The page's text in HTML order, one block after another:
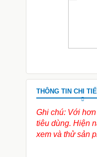
THÔNG TIN CHI
Ghi chú: Với
tiêu dùng. Hiện
xem và thử sản